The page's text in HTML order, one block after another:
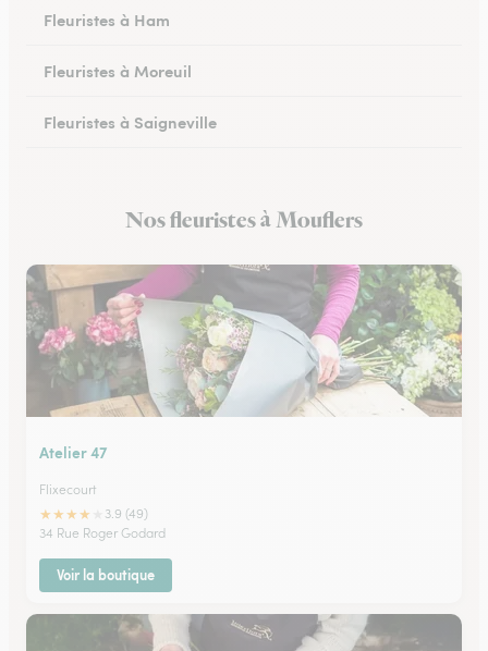
Fleuristes à Ham
Fleuristes à Moreuil
Fleuristes à Saigneville
Fleuristes à CorbieNos fleuristes à Mouflers
Atelier 47
Flixecourt
★★★★
3.9 (49)
34 Rue Roger Godard
Voir la boutique